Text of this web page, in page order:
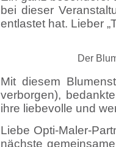
bei dieser
entlastet hat. Lieber
Der
Mit diesem
verborgen),
ihre liebevolle und
Liebe Opti-Maler-
nächste